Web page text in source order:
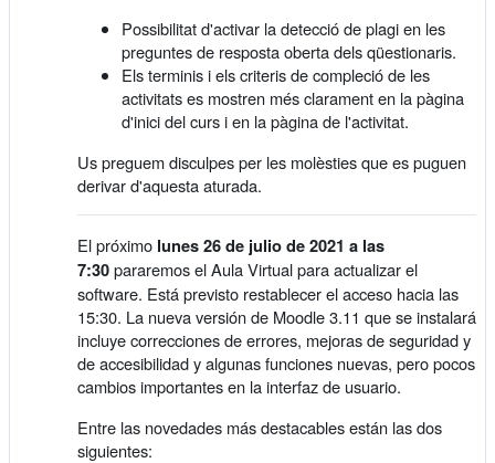
Possibilitat d'activar la detecció de plagi en les
preguntes de resposta oberta dels qüestionaris.
Els terminis i els criteris de compleció de les
activitats es mostren més clarament en la pàgina
d'inici del curs i en la pàgina de l'activitat.
Us preguem disculpes per les molèsties que es puguen
derivar d'aquesta aturada.
El próximo lunes 26 de julio de 2021 a las
7:30pararemos el Aula Virtual para actualizar el
software. Está previsto restablecer el acceso hacia las
15:30. La nueva versión de Moodle 3.11 que se instalará
incluye correcciones de errores, mejoras de seguridad y
de accesibilidad y algunas funciones nuevas, pero pocos
cambios importantes en la interfaz de usuario.
Entre las novedades más destacables están las dos
siguientes: